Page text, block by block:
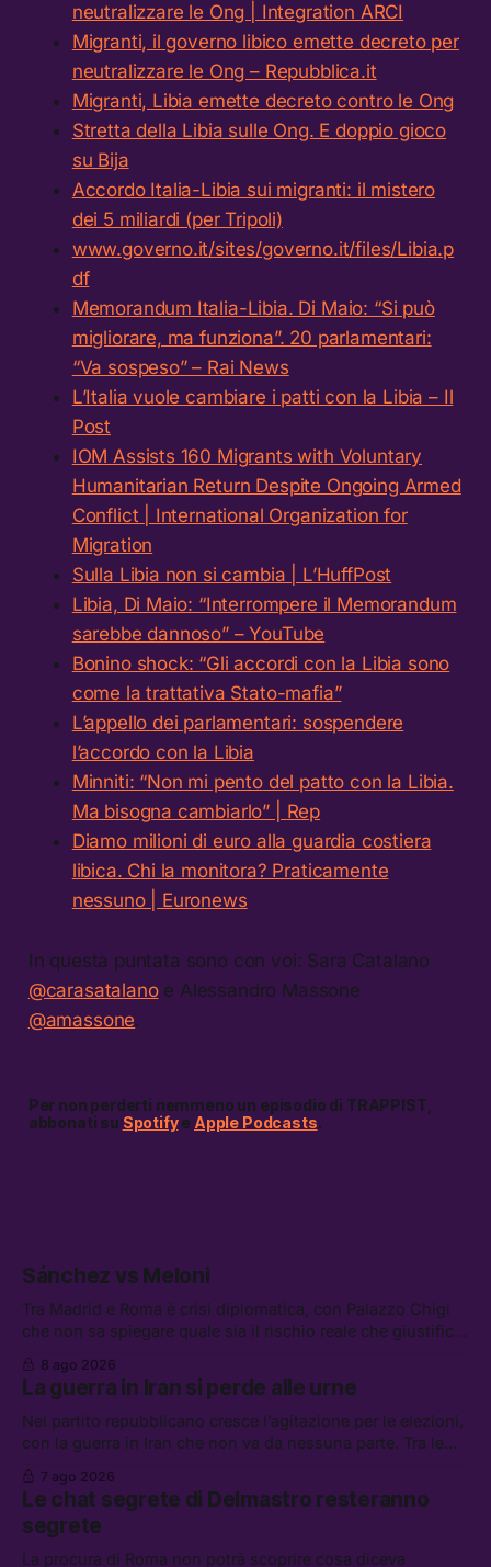
neutralizzare le Ong | Integration ARCI
Migranti, il governo libico emette decreto per
neutralizzare le Ong – Repubblica.it
Migranti, Libia emette decreto contro le Ong
Stretta della Libia sulle Ong. E doppio gioco
su Bija
Accordo Italia-Libia sui migranti: il mistero
dei 5 miliardi (per Tripoli)
‎www.governo.it/sites/governo.it/files/Libia.p
df
Memorandum Italia-Libia. Di Maio: “Si può
migliorare, ma funziona”. 20 parlamentari:
“Va sospeso” – Rai News
L’Italia vuole cambiare i patti con la Libia – Il
Post
IOM Assists 160 Migrants with Voluntary
Humanitarian Return Despite Ongoing Armed
Conflict | International Organization for
Migration
Sulla Libia non si cambia | L’HuffPost
Libia, Di Maio: “Interrompere il Memorandum
sarebbe dannoso” – YouTube
Bonino shock: “Gli accordi con la Libia sono
come la trattativa Stato-mafia”
L’appello dei parlamentari: sospendere
l’accordo con la Libia
Minniti: “Non mi pento del patto con la Libia.
Ma bisogna cambiarlo” | Rep
Diamo milioni di euro alla guardia costiera
libica. Chi la monitora? Praticamente
nessuno | Euronews
In questa puntata sono con voi: Sara Catalano
@carasatalanoe Alessandro Massone
@amassone.
Per non perderti nemmeno un episodio di TRAPPIST,
abbonati su Spotifye Apple Podcasts.
Sánchez vs Meloni
Tra Madrid e Roma è crisi diplomatica, con Palazzo Chigi
che non sa spiegare quale sia il rischio reale che giustifica
di difesa tra Arabia Saudita, Pakistan e Turchia, la crisi del
carburante irregolare, e un altro caso di IA ribelle
8 ago 2026
La guerra in Iran si perde alle urne
Nel partito repubblicano cresce l’agitazione per le elezioni,
con la guerra in Iran che non va da nessuna parte. Tra le
lavoro, Schlein prova a mettere in sicurezza la coalizione, e
che cos’è lo “Spiralismo,” la religione degli agenti IA
7 ago 2026
Le chat segrete di Delmastro resteranno
segrete
La procura di Roma non potrà scoprire cosa diceva